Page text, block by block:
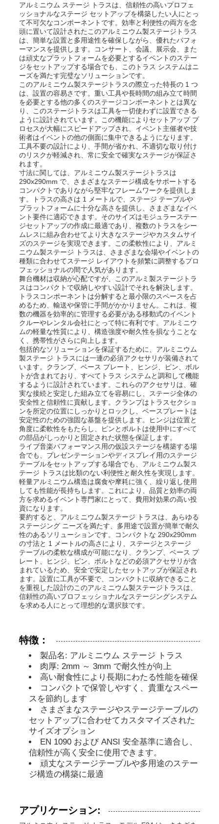
家
製品
ビデオ
わたしたち に つい て
工場見学
品質管理
お問い合わせ
ニュース
事件
見積もりをリクエストしてください
アルミ製のステージ・トラス
アルミニウム栓のトラス
アルミニウムボルト 方形トランス
アルミ・トラスシステム
アルミ製ステージプラットフォーム
レイヤ・トラス
群衆 の バリケード
LEDディスプレイブラケット
フライトケース
舞台照明クランプ
リフティングタワー
中古舞台装置
アルミニウム ステージ トラスは、信頼性の高いプロフェ
ッショナルなステージ セットアップを構築したい人にとっ
て不可欠なコンポーネントです。効率と利便性の両方を念
頭に置いて設計されたこのアルミニウム製ステージトラス
は、簡単な設置と多用途性を確保しながら、優れたパフォ
ーマンスを提供します。コンサート、会議、展示会、また
は頑丈なプラットフォームを必要とするイベントのステー
ジをセットアップする場合でも、このトラス システムはニ
ーズを満たす完璧なソリューションです。
このアルミニウム製ステージトラスの際立った特長の 1 つ
は、設置の容易さです。重い工具や長時間の組み立て時間
を必要とする他の多くのステージコンポーネントとは異な
り、このステージトラスは工具を一切使わずに設置できる
ように設計されています。この機能によりセットアップ プ
ロセスが大幅にスピードアップされ、イベント主催者や技
術者はイベントの他の側面に集中できるようになります。
工具不要の設計により、手間が省かれ、不適切な取り付け
のリスクが軽減され、常に安全で確実なステージが保証さ
れます。
寸法に関しては、アルミニウム製ステージトラスは
290x290mm で、さまざまなステージ構成をサポートする
コンパクトでありながら堅牢なフレームワークを提供しま
す。トラスの高さは 1 メートルで、ステージ テーブルや
プラットフォームに十分な高さを提供し、さまざまなイベ
ント要件に適応できます。そのサイズはモジュラーステー
ジセットアップの作成に最適であり、複数のトラスをシー
ムレスに組み合わせてより大きなステージやカスタムサイ
ズのステージを実現できます。この柔軟性により、アルミ
ニウム製ステージ トラスは、さまざまな会場やイベントの
種類に合わせてステージ レイアウトを頻繁に調整するプロ
フェッショナルの間で人気があります。
舞台機材は収納が心配ですが、このアルミ製ステージトラ
スはコンパクトで収納しやすい設計でそれを解決します。
トラスコンポーネントは分解すると最小限のスペースを占
めるため、輸送や保管に手間がかかりません。これは、複
数の機器を効率的に管理する必要がある移動式のイベント
クルーやレンタル会社にとって特に有利です。アルミニウ
ムの軽量な性質により、構造強度や耐久性を損なうことな
く、携帯性がさらに向上します。
包括的なソリューションを保証するために、アルミニウム
製ステージ トラスには一連の必須アクセサリが装備されて
います。クランプ、ベース プレート、ヒンジ、ピン、ボル
トが含まれており、すべてトラス システムと調和して機能
するように設計されています。これらのアクセサリは、確
実な接続と安定した組み立てを容易にし、ステージ全体の
安全性と信頼性に貢献します。クランプはトラスセクショ
ンを所定の位置にしっかりとロックし、ベースプレートは
安定性のための強固な基盤を提供します。ヒンジは位置と
角度に柔軟性をもたらし、ピンとボルトは使用中にすべて
の部品がしっかりと固定された状態を保証します。
ライブ音楽パフォーマンス用の仮設ステージを構築する場
合でも、プレゼンテーションやディスプレイ用のステージ
テーブルをセットアップする場合でも、アルミニウム製ス
テージ トラスは比類のない利便性と耐久性を実現します。
軽量アルミニウム構造は腐食や摩耗に強く、繰り返し使用
しても性能が長持ちします。これにより、品質と効率の両
方を求めるイベント専門家にとって、費用対効果の高い投
資になります。
要約すると、アルミニウム製ステージ トラスは、あらゆる
ステージング ニーズを満たす、多用途で設置が簡単で耐久
性のあるソリューションです。コンパクトな 290x290mm
の寸法と 1 メートルの高さにより、ステージとステージ
テーブルの柔軟な構成が可能になり、クランプ、ベース プ
レート、ヒンジ、ピン、ボルトなどの必須アクセサリが含
まれているため、安全で安定したセットアップが保証され
ます。設置に工具が不要で、コンパクトに収納できること
を重視した設計のこのアルミニウム製ステージトラスは、
信頼性の高いプロフェッショナルなステージングシステム
を求める人にとって理想的な選択肢です。
特徴：
製品名: アルミニウム ステージ トラス
肉厚: 2mm ～ 3mm で耐久性が向上
高い耐食性により長期にわたる性能を確保
コンパクトで保管しやすく、貴重なスペー
スを節約します
さまざまなステージやステージテーブルの
セットアップに合わせてカスタマイズされた
サイズオプション
EN 1090 および ANSI 安全基準に適合し、
信頼性が高く安全に使用できます。
頑丈なステージテーブルや多用途のステー
ジ構造の構築に最適
アプリケーション: